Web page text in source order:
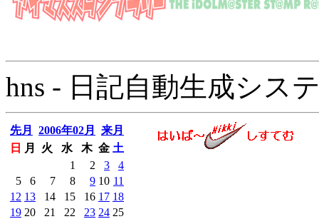
hns - 日記自動生成シス
先月 2006年02月
来月
日
月 火 水 木 金 土
1
2 3
4
5
6 7 8 9 10 11
12 13 14 15 16 17 18
19 20 21 22 23 24 25